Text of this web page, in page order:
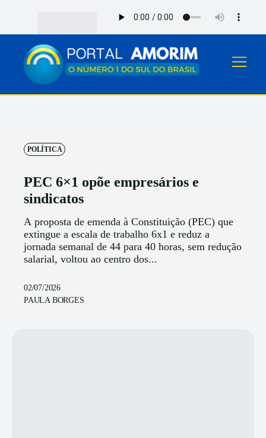
POLÍTICA
PEC 6×1 opõe empresários e
sindicatos
A proposta de emenda à Constituição (PEC) que
extingue a escala de trabalho 6x1 e reduz a
jornada semanal de 44 para 40 horas, sem redução
salarial, voltou ao centro dos...
02/07/2026
PAULA BORGES